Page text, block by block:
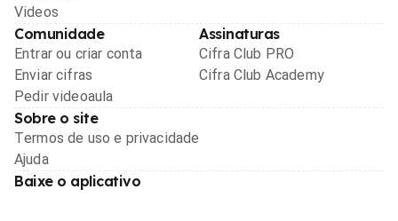
Videos
Comunidade
Entrar ou criar conta
Enviar cifras
Pedir videoaula
Assinaturas
Cifra Club PRO
Cifra Club Academy
Sobre o site
Termos de uso e privacidade
Ajuda
Baixe o aplicativo